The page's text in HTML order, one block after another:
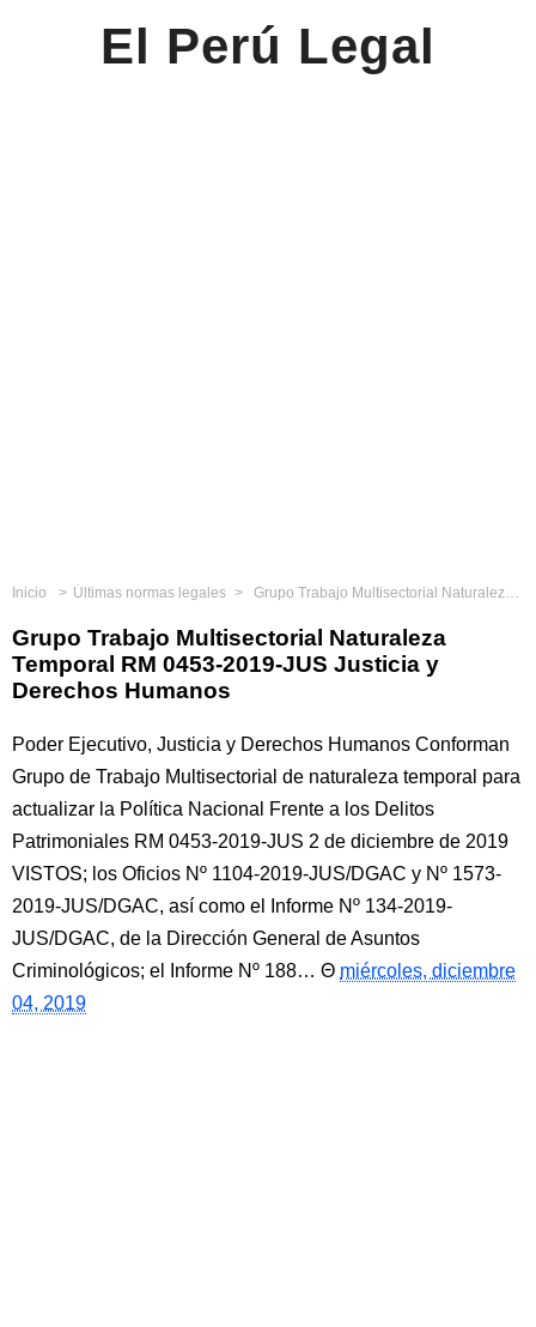
El Perú Legal
Inicio Últimas normas legales Grupo Trabajo Multisectorial Naturaleza Temporal RM 0453-2019-JUS Justicia y Derechos Humanos
Grupo Trabajo Multisectorial Naturaleza
Temporal RM 0453-2019-JUS Justicia y
Derechos Humanos
Poder Ejecutivo, Justicia y Derechos Humanos Conforman
Grupo de Trabajo Multisectorial de naturaleza temporal para
actualizar la Política Nacional Frente a los Delitos
Patrimoniales RM 0453-2019-JUS 2 de diciembre de 2019
VISTOS; los Oficios Nº 1104-2019-JUS/DGAC y Nº 1573-
2019-JUS/DGAC, así como el Informe Nº 134-2019-
JUS/DGAC, de la Dirección General de Asuntos
Criminológicos; el Informe Nº 188…
miércoles, diciembre
04, 2019